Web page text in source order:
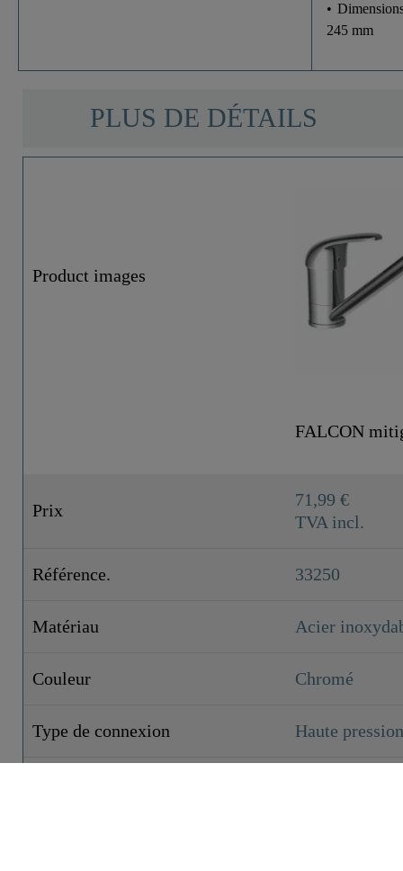
•
245 mm
PLUS DE DÉTAILS
Product images
FALCON
Prix
71,99 €
TVA incl.
Référence. 33250
Matériau Acier
Couleur Chromé
Type de connexion Haute pression